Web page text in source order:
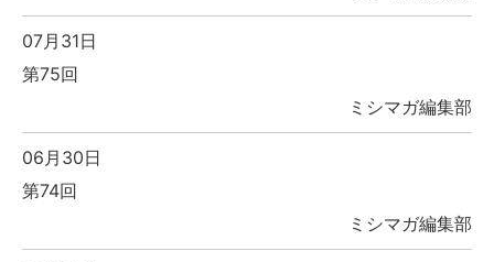
07月31日
第75回
ミシマガ編集部
06月30日
第74回
ミシマガ編集部